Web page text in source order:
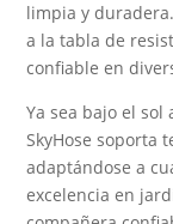
limpia y
a la tabla de
confiable en
Ya sea bajo el sol
SkyHose soporta
adaptándose a
excelencia en